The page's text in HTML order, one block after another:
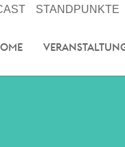
STANDPUNKTE